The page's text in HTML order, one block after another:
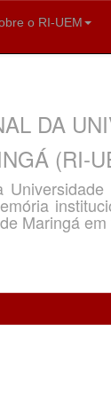
o RI-UEM
DA
(RI-
Maringá